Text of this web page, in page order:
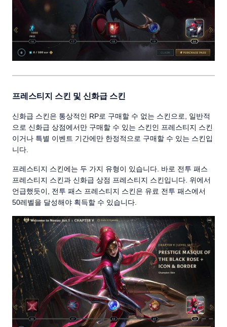
프레스티지 스킨 및 신화급 스킨
신화급 스킨은 통상적인 RP로 구매할 수 없는 스킨으로, 일반적
으로 신화급 상점에서만 구매할 수 있는 스킨인 프레스티지 스킨
이거나 특별 이벤트 기간에만 한정적으로 구매할 수 있는 스킨입
니다.
프레스티지 스킨에는 두 가지 유형이 있습니다. 바로 전투 패스
프레스티지 스킨과 신화급 상점 프레스티지 스킨입니다. 위에서
언급했듯이, 전투 패스 프레스티지 스킨은 유료 전투 패스에서
50레벨을 달성해야 획득할 수 있습니다.